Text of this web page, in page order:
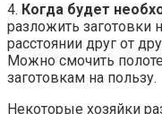
4. Когда будет
разложить заготовки
расстоянии друг от
Можно смочить
заготовкам на пользу.
Некоторые хозяйки